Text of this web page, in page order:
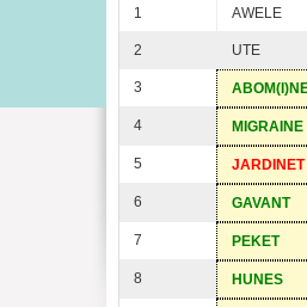
1 AWELE
2 UTE
3
4 MIGRAINE
5 JARDINET
6 GAVANT
7 PEKET
8 HUNES